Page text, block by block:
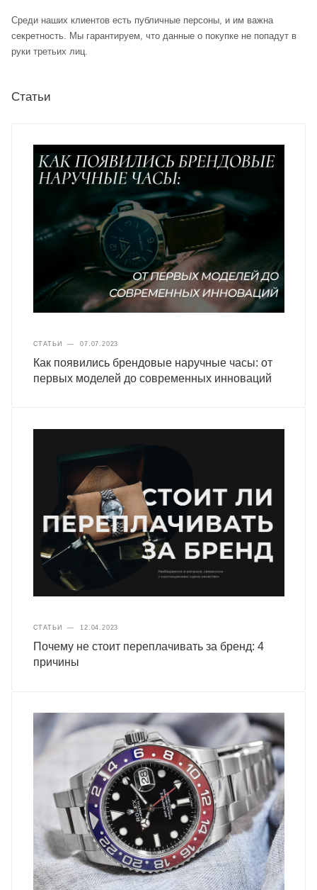
Среди наших клиентов есть публичные персоны, и им важна
секретность. Мы гарантируем, что данные о покупке не попадут в
руки третьих лиц.
Статьи
СТАТЬИ — 07.07.2023
Как появились брендовые наручные часы: от
первых моделей до современных инноваций
СТАТЬИ — 12.04.2023
Почему не стоит переплачивать за бренд: 4
причины